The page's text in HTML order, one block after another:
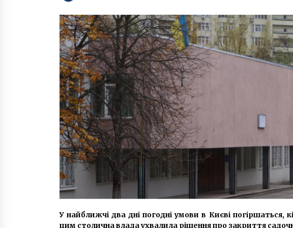
Кияни розпочали демонтаж
паркану забудови на березі Дніпра
7 років ago
КП “Киевпасстранс” подписал
договор на поставку 10 трамваев
Pesa
10 років ago
У найближчі два дні погодні умови в Києві погіршаться,
цим столична влада ухвалила рішення про закриття